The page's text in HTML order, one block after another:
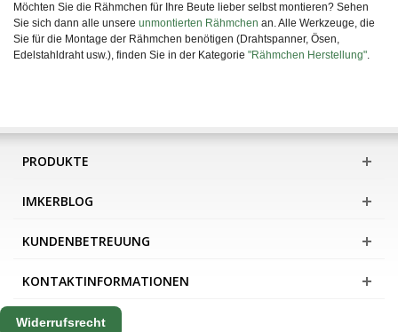
Möchten Sie die Rähmchen für Ihre Beute lieber selbst montieren? Sehen
Sie sich dann alle unsere unmontierten Rähmchen an. Alle Werkzeuge, die
Sie für die Montage der Rähmchen benötigen (Drahtspanner, Ösen,
Edelstahldraht usw.), finden Sie in der Kategorie "Rähmchen Herstellung".
PRODUKTE
IMKERBLOG
KUNDENBETREUUNG
KONTAKTINFORMATIONEN
Widerrufsrecht